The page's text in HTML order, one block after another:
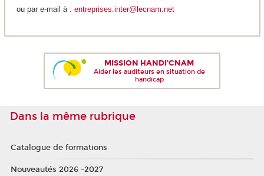
ou par e-mail à : entreprises.inter@lecnam.net
MISSION HANDI'CNAM
Aider les auditeurs en situation de
handicap
Dans la même rubrique
Catalogue de formations
Nouveautés 2026 -2027